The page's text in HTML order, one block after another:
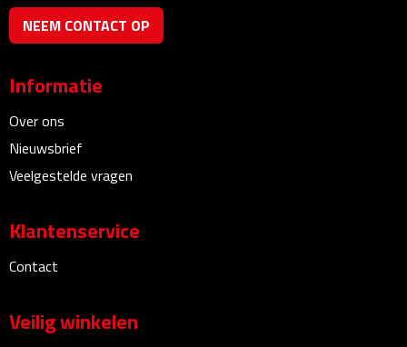
Multifunctionele documentmappen
Schrijfmappen
Multifunctionele schrijfmappen
Klemborden
Memo's
NEEM CONTACT OP
Informatie
Over ons
Nieuwsbrief
Veelgestelde vragen
Klantenservice
Contact
Veilig winkelen